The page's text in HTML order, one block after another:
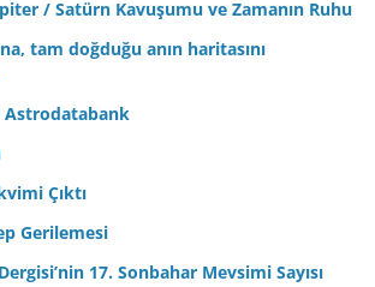
/ Satürn Kavuşumu ve Zamanın Ruhu
tam doğduğu anın haritasını
Astrodatabank
Çıktı
Gerilemesi
17. Sonbahar Mevsimi Sayısı